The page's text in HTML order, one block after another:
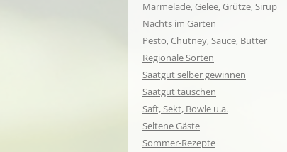
Marmelade, Gelee, Grütze, Sirup
Nachts im Garten
Pesto, Chutney, Sauce, Butter
Regionale Sorten
Saatgut selber gewinnen
Saatgut tauschen
Saft, Sekt, Bowle u.a.
Seltene Gäste
Sommer-Rezepte